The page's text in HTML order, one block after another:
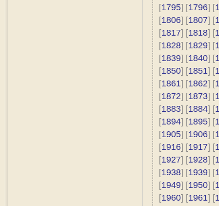
[1795] [1796] [
[1806] [1807] [
[1817] [1818] [
[1828] [1829] [
[1839] [1840] [
[1850] [1851] [
[1861] [1862] [
[1872] [1873] [
[1883] [1884] [
[1894] [1895] [
[1905] [1906] [
[1916] [1917] [
[1927] [1928] [
[1938] [1939] [
[1949] [1950] [
[1960] [1961] [